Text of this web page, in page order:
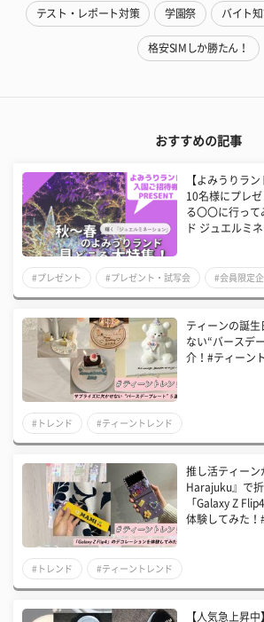
テスト・レポート対策 学園祭 バイト
格安SIMしか勝たん！
おすすめの記事
【よみうりラ
10名様にプレ
る〇〇に行って
ド ジュエルミ
#プレゼント #プレゼント・試写会 #会員限定
ティーンの誕生
ない“バースデ
介！#ティーン
#トレンド #ティーントレンド
推し活ティーン
Harajuku』で
「Galaxy Z
体験してみた！
#トレンド #ティーントレンド
【人気急上昇